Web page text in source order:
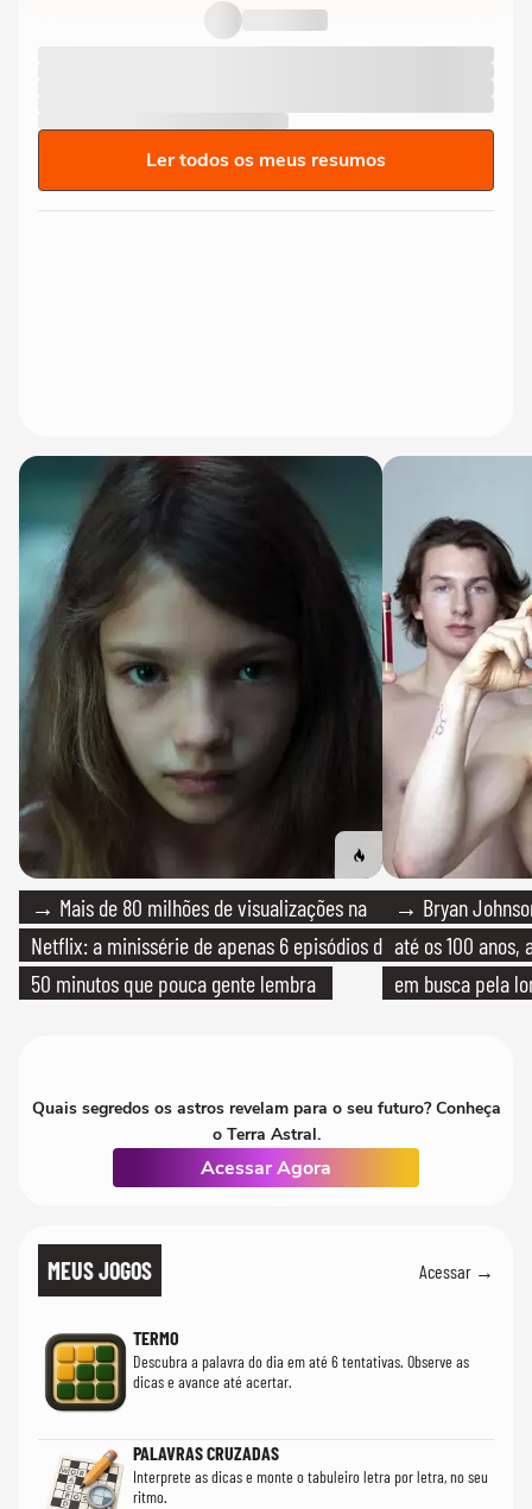
Ler todos os meus resumos
→ Mais de 80 milhões de visualizações na
Netflix: a minissérie de apenas 6 episódios de
50 minutos que pouca gente lembra
→ Bryan
até os 100
em busca pela
Quais segredos os astros revelam para o seu futuro? Conheça
o Terra Astral.
Acessar Agora
MEUS JOGOS Acessar →
TERMO
Descubra a palavra do dia em até 6 tentativas. Observe as
dicas e avance até acertar.
PALAVRAS CRUZADAS
Interprete as dicas e monte o tabuleiro letra por letra, no seu
ritmo.